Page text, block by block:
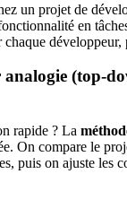
un projet de
en
développeur,
analogie (top-
rapide ? La
On compare le
puis on ajuste les